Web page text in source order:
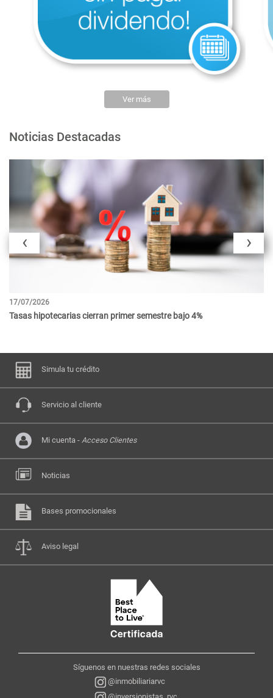
Ver más
Noticias Destacadas
17/07/2026
Tasas hipotecarias cierran primer semestre bajo 4%
‹ ›
Simula tu crédito
Servicio al cliente
Mi cuenta - Acceso Clientes
Noticias
Bases promocionales
Aviso legal
Síguenos en nuestras redes sociales
@inmobiliariarvc